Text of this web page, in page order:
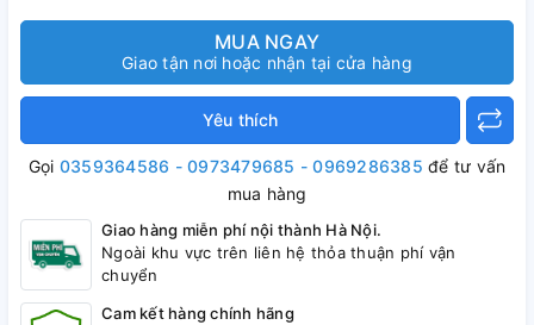
MUA NGAY
Giao tận nơi hoặc nhận tại cửa hàng
Yêu thích
Gọi 0359364586 - 0973479685 - 0969286385 để tư vấn
mua hàng
Giao hàng miễn phí nội thành Hà Nội.
Ngoài khu vực trên liên hệ thỏa thuận phí vận
chuyển
Cam kết hàng chính hãng